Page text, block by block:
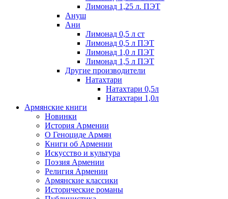
Лимонад 1,25 л. ПЭТ
Ануш
Ани
Лимонад 0,5 л ст
Лимонад 0,5 л ПЭТ
Лимонад 1,0 л ПЭТ
Лимонад 1,5 л ПЭТ
Другие производители
Натахтари
Натахтари 0,5л
Натахтари 1,0л
Армянские книги
Новинки
История Армении
О Геноциде Армян
Книги об Армении
Иcкусство и культура
Поэзия Армении
Религия Армении
Армянские классики
Исторические романы